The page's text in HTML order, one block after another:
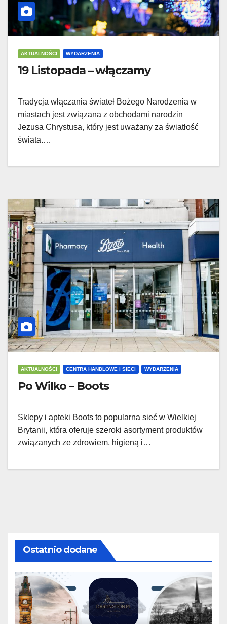
AKTUALNOŚCI WYDARZENIA
19 Listopada – włączamy
Tradycja włączania świateł Bożego Narodzenia w
miastach jest związana z obchodami narodzin
Jezusa Chrystusa, który jest uważany za światłość
świata.…
AKTUALNOŚCI CENTRA HANDLOWE I SIECI WYDARZENIA
Po Wilko – Boots
Sklepy i apteki Boots to popularna sieć w Wielkiej
Brytanii, która oferuje szeroki asortyment produktów
związanych ze zdrowiem, higieną i…
Ostatnio dodane